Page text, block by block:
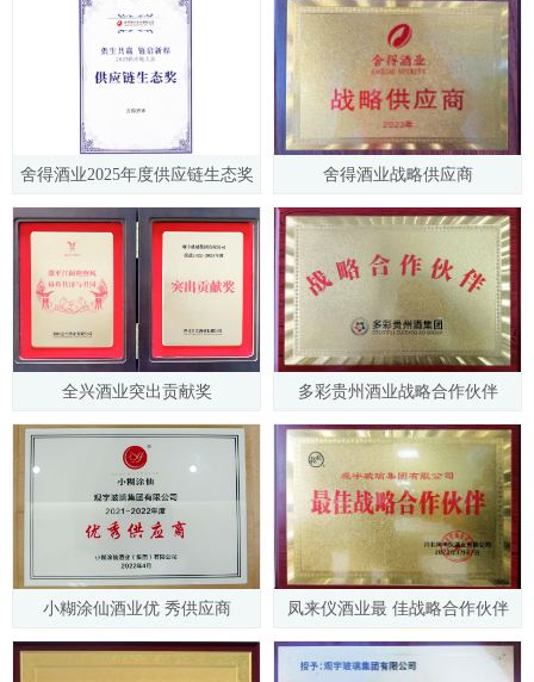
舍得酒业2025年度供应链生态奖 舍得酒业战略供应商
全兴酒业突出贡献奖 多彩贵州酒业战略合作伙伴
小糊涂仙酒业优 秀供应商 凤来仪酒业最 佳战略合作伙伴